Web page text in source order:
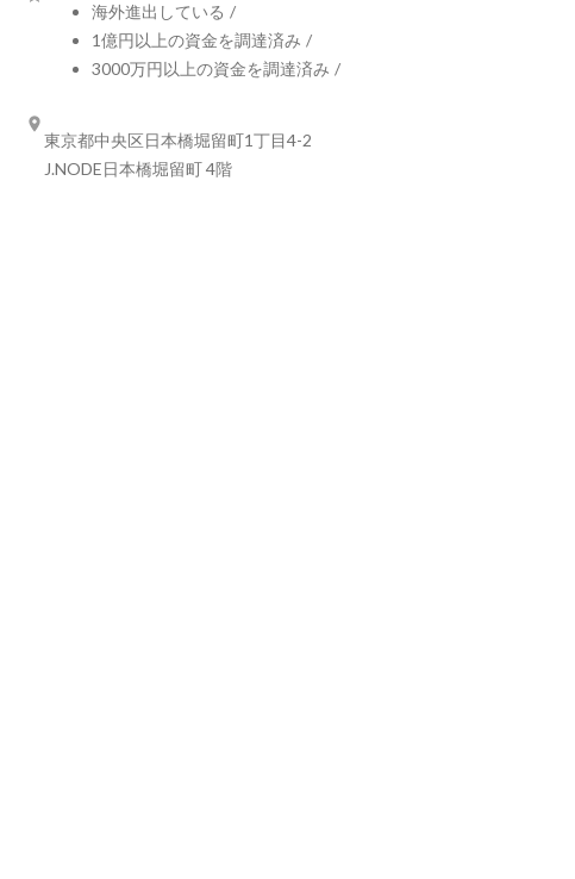
海外進出している /
1億円以上の資金を調達済み /
3000万円以上の資金を調達済み /
東京都中央区日本橋堀留町1丁目4-2
J.NODE日本橋堀留町 4階